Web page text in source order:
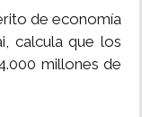
de economía
calcula que los
millones de